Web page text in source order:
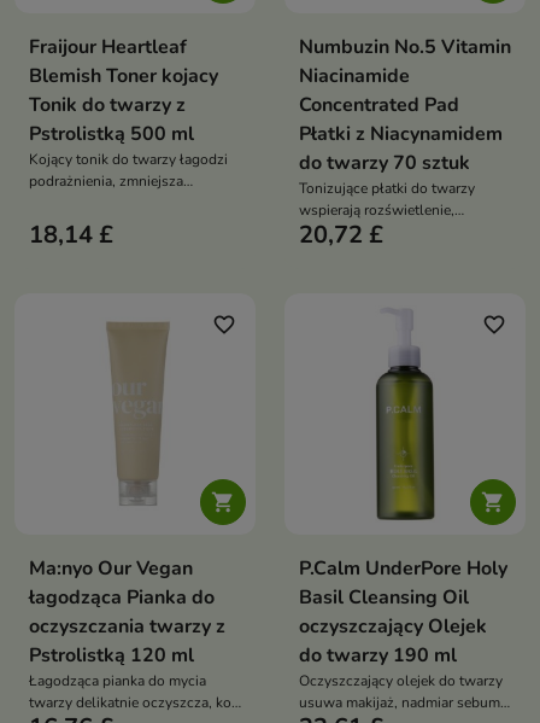
Fraijour Heartleaf
Blemish Toner kojacy
Tonik do twarzy z
Pstrolistką 500 ml
Kojący tonik do twarzy łagodzi
podrażnienia, zmniejsza
pielęgnację skóry
problematycznej. Formuła z
herbatą i drzewem herbacianym
nawilża, odświeża i wspiera
18,14 £
Numbuzin No.5 Vitamin
Niacinamide
Concentrated Pad
Płatki z Niacynamidem
do twarzy 70 sztuk
Tonizujące płatki do twarzy
wspierają rozświetlenie,
wygładzenie i wyrównanie
redukować przebarwienia,
niedoskonałości oraz
widoczność porów
20,72 £

favorite_border
Ma:nyo Our Vegan
łagodząca Pianka do
oczyszczania twarzy z
Pstrolistką 120 ml
Łagodząca pianka do mycia
twarzy delikatnie oczyszcza, koi

favorite_border
P.Calm UnderPore Holy
Basil Cleansing Oil
oczyszczający Olejek
do twarzy 190 ml
Oczyszczający olejek do twarzy
usuwa makijaż, nadmiar sebum i